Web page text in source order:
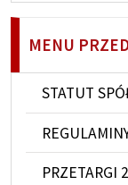
MENU
STATUT
PRZETARGI